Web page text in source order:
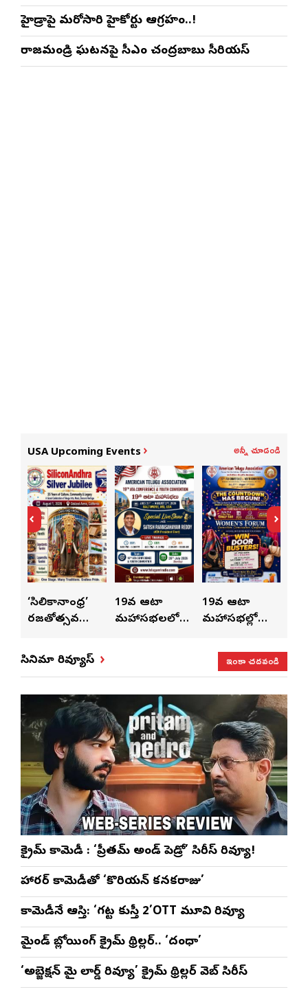
హైడ్రాపై మరోసారి హైకోర్టు ఆగ్రహం..!
రాజమండ్రి ఘటనపై సీఎం చంద్రబాబు సీరియస్
USA Upcoming Events అన్నీ చూడండి
‘సిలికానాంధ్ర’
రజతోత్సవ
కుంభ హారతి
19వ ఆటా
మహాసభలలో
19వ ఆటా
మహాసభల్లో
ప్రత్యేకంగా
‘ఉమెన్స్ ఫోరమ్’
సినిమా రివ్యూస్ ఇంకా చదవండి
క్రైమ్ కామెడీ : ‘ప్రీతమ్ అండ్ పెడ్రో’ సిరీస్ రివ్యూ!
హారర్ కామెడీతో ‘కొరియన్ కనకరాజు’
కామెడీనే ఆస్తి: ‘గట్ట కుస్తీ 2’OTT మూవి రివ్యూ
మైండ్ బ్లోయింగ్ క్రైమ్ థ్రిల్లర్.. ‘దంధా’
‘అబ్జెక్ష‌న్ మై లార్డ్ రివ్యూ’ క్రైమ్ థ్రిల్ల‌ర్ వెబ్ సిరీస్